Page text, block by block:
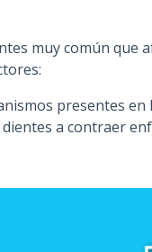
muy común que
presentes en
a contraer